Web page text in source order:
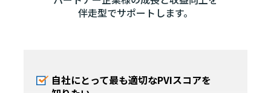
伴走型でサポートします。
自社にとって最も適切なPVIスコアを